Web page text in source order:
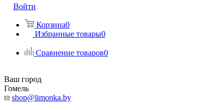
Войти
Корзина0
Избранные товары0
Сравнение товаров0
Ваш город
Гомель
shop@limonka.by